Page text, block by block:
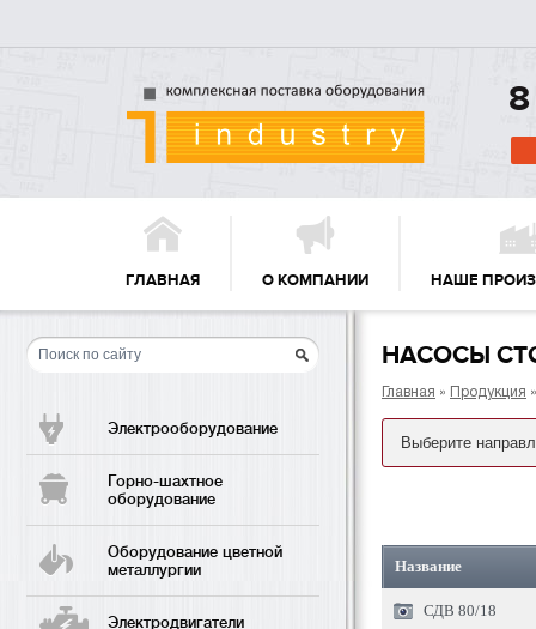
ГЛАВНАЯ О КОМПАНИИ НАШЕ
Электрооборудование
Горно-шахтное
оборудование
Оборудование цветной
металлургии
Электродвигатели
НАСОСЫ
Главная » Продукция
Название
СДВ 80/18